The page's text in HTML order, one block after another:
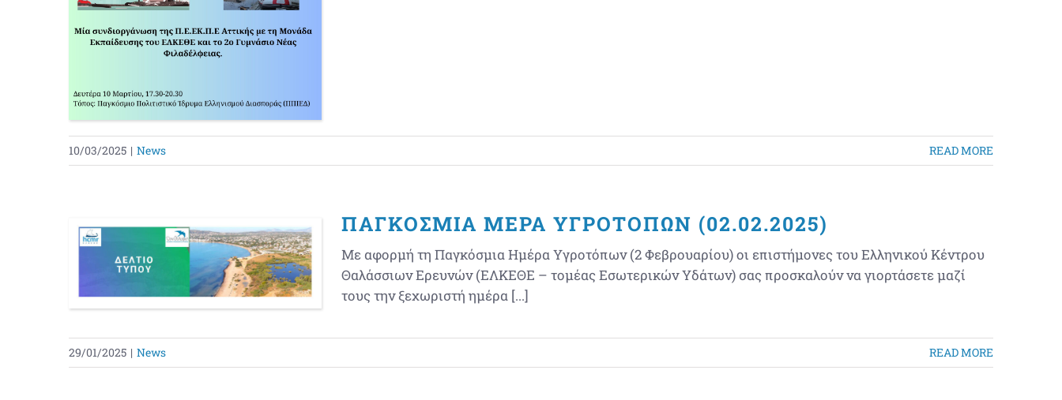
10/03/2025 | News READ MORE
ΠΑΓΚΟΣΜΙΑ ΜΕΡΑ ΥΓΡΟΤΟΠΩΝ (02.02.2025)
Με αφορμή τη Παγκόσμια Ημέρα Υγροτόπων (2 Φεβρουαρίου) οι επιστήμονες του Ελληνικού Κέντρου
Θαλάσσιων Ερευνών (ΕΛΚΕΘΕ – τομέας Εσωτερικών Υδάτων) σας προσκαλούν να γιορτάσετε μαζί
τους την ξεχωριστή ημέρα [...]
29/01/2025 | News READ MORE